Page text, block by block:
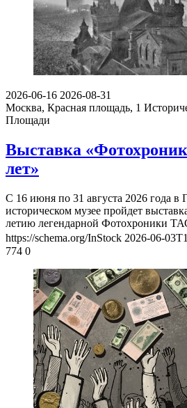
2026-06-16 2026-08-31
Москва, Красная площадь, 1
Площади
Выставка
лет»
С 16 июня по 31 августа 2026 года в
историческом музее пройдет
летию легендарной Фотохроники
https://schema.org/InStock 2026-06-
774 0